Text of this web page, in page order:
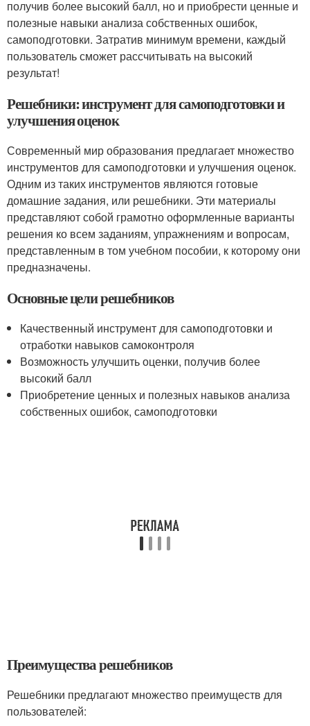
получив более высокий балл, но и приобрести ценные и
полезные навыки анализа собственных ошибок,
самоподготовки. Затратив минимум времени, каждый
пользователь сможет рассчитывать на высокий
результат!
Решебники: инструмент для самоподготовки и
улучшения оценок
Современный мир образования предлагает множество
инструментов для самоподготовки и улучшения оценок.
Одним из таких инструментов являются готовые
домашние задания, или решебники. Эти материалы
представляют собой грамотно оформленные варианты
решения ко всем заданиям, упражнениям и вопросам,
представленным в том учебном пособии, к которому они
предназначены.
Основные цели решебников
Качественный инструмент для самоподготовки и
отработки навыков самоконтроля
Возможность улучшить оценки, получив более
высокий балл
Приобретение ценных и полезных навыков анализа
собственных ошибок, самоподготовки
Преимущества решебников
Решебники предлагают множество преимуществ для
пользователей: